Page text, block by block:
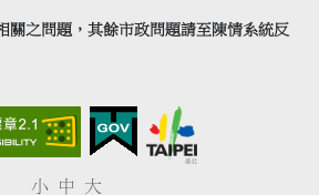
關之問題，其餘市政問題請至陳情系統反
小 中 大